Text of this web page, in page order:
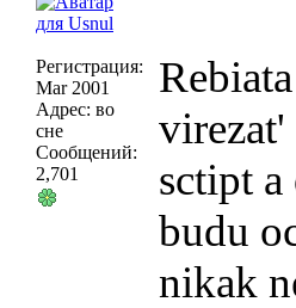
Регистрация:
Mar 2001
Адрес: во
сне
Сообщений:
2,701
virezat'
sctipt
budu
nikak